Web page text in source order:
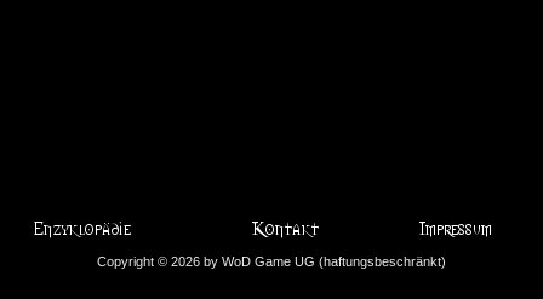
Copyright © 2026 by WoD Game UG (haftungsbeschränkt)